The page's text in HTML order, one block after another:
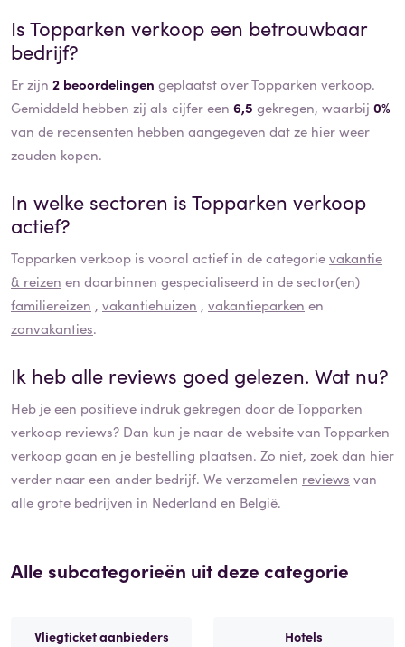
IsTopparken verkoop een betrouwbaar
bedrijf?
Er zijn 2 beoordelingen geplaatst over Topparken verkoop.
Gemiddeld hebben zij als cijfer een 6,5 gekregen, waarbij 0%
van de recensenten hebben aangegeven dat ze hier weer
zouden kopen.
In welke sectoren isTopparken verkoop
actief?
Topparken verkoop is vooral actief in de categorievakantie
& reizen en daarbinnen gespecialiseerd in de sector(en)
familiereizen , vakantiehuizen , vakantieparken en
zonvakanties.
Ik heb alle reviews goed gelezen. Wat nu?
Heb je een positieve indruk gekregen door deTopparken
verkoop reviews? Dan kun je naar de website vanTopparken
verkoopgaan en je bestelling plaatsen. Zo niet, zoek dan hier
verder naar een ander bedrijf. We verzamelen reviews van
alle grote bedrijven in Nederland en België.
Alle subcategorieën uit deze categorie
Vliegticket aanbieders Hotels